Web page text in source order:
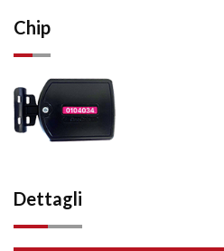
Chip
Dettagli